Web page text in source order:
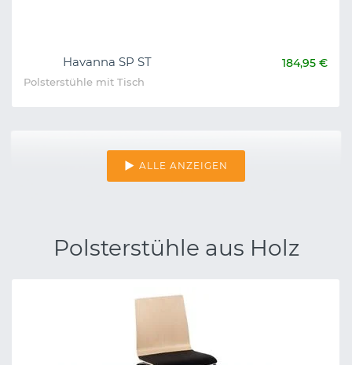
Havanna SP ST 184,95 €
Polsterstühle mit Tisch
ALLE ANZEIGEN
Polsterstühle aus Holz